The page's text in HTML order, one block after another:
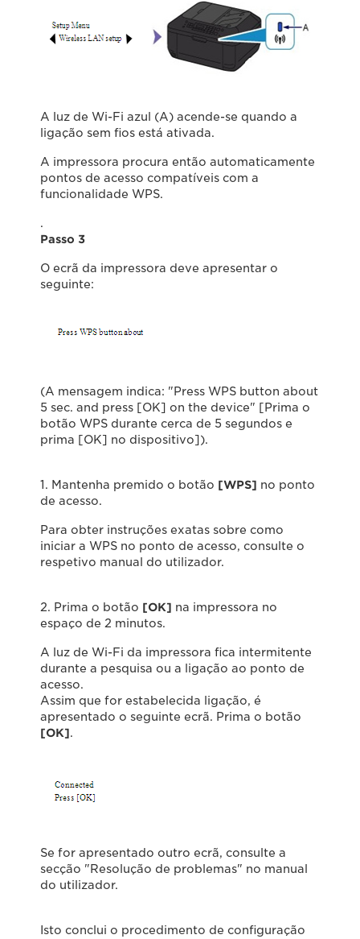
A luz de Wi-Fi azul (A) acende-se quando a
ligação sem fios está ativada.
A impressora procura então automaticamente
pontos de acesso compatíveis com a
funcionalidade WPS.
.
Passo 3
O ecrã da impressora deve apresentar o
seguinte:
(A mensagem indica: "Press WPS button about
5 sec. and press [OK] on the device" [Prima o
botão WPS durante cerca de 5 segundos e
prima [OK] no dispositivo]).
1. Mantenha premido o botão [WPS] no ponto
de acesso.
Para obter instruções exatas sobre como
iniciar a WPS no ponto de acesso, consulte o
respetivo manual do utilizador.
2. Prima o botão [OK] na impressora no
espaço de 2 minutos.
A luz de Wi-Fi da impressora fica intermitente
durante a pesquisa ou a ligação ao ponto de
acesso.
Assim que for estabelecida ligação, é
apresentado o seguinte ecrã. Prima o botão
[OK].
Se for apresentado outro ecrã, consulte a
secção "Resolução de problemas" no manual
do utilizador.
Isto conclui o procedimento de configuração